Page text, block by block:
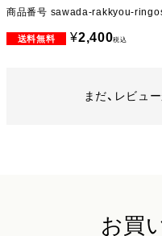
商品番号 sawada-rakkyou-
¥2,400税込
まだ、レビュ
お買